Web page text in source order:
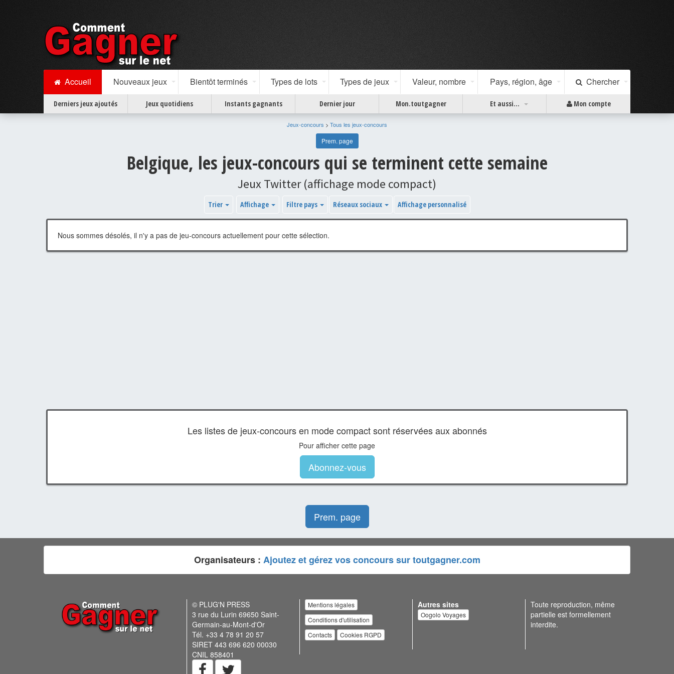
Accueil Nouveaux jeux Bientôt terminés Types de lots Types de jeux Valeur, nombre Pays, région, âge Chercher
Derniers jeux ajoutés Jeux quotidiens Instants gagnants Dernier jour Mon.toutgagner Et aussi... Mon compte
Jeux-concours > Tous les jeux-concours
Prem. page
Belgique, les jeux-concours qui se terminent cette semaine
Jeux Twitter (affichage mode compact)
Trier Affichage Filtre pays Réseaux sociaux Affichage personnalisé
Nous sommes désolés, il n'y a pas de jeu-concours actuellement pour cette sélection.
Les listes de jeux-concours en mode compact sont réservées aux abonnés
Pour afficher cette page
Abonnez-vous
Prem. page
Organisateurs : Ajoutez et gérez vos concours sur toutgagner.com
© PLUG'N PRESS
3 rue du Lurin 69650 Saint-
Germain-au-Mont-d'Or
Tél. +33 4 78 91 20 57
SIRET 443 696 620 00030
CNIL 858401
Mentions légales
Conditions d'utilisation
Contacts
Cookies RGPD
Autres sites
Oogolo Voyages
Toute reproduction, même
partielle est formellement
interdite.